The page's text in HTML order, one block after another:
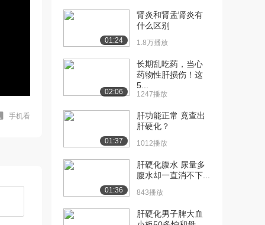
手机看
01:24
肾炎和肾盂肾炎有
什么区别
1.8万播放
02:06
长期乱吃药，当心
药物性肝损伤！这
5...
1247播放
01:37
肝功能正常 竟查出
肝硬化？
1012播放
01:36
肝硬化腹水 尿量多
腹水却一直消不下...
843播放
肝硬化男子脾大血